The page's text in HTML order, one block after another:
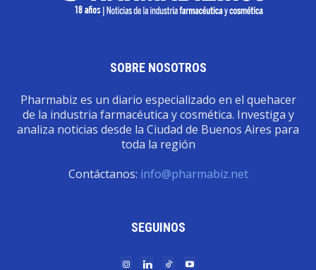
SOBRE NOSOTROS
Pharmabiz es un diario especializado en el quehacer
de la industria farmacéutica y cosmética. Investiga y
analiza noticias desde la Ciudad de Buenos Aires para
toda la región
Contáctanos: info@pharmabiz.net
SEGUINOS